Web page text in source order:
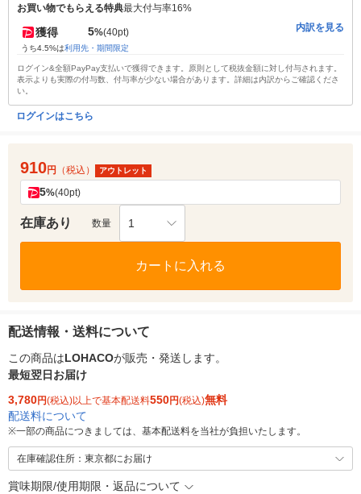
お買い物でもらえる特典最大付与率16%
獲得 5%(40pt)
うち4.5%は利用先・期間限定
内訳を見る
ログイン&全額PayPay支払いで獲得できます。原則として税抜金額に対し付与されます。
表示よりも実際の付与数、付与率が少ない場合があります。詳細は内訳からご確認くださ
い。
ログインはこちら
910円 （税込） アウトレット
5%(40pt)
在庫あり 数量 1
カートに入れる
配送情報・送料について
この商品はLOHACOが販売・発送します。
最短翌日お届け
3,780円(税込)以上で基本配送料550円(税込)無料
配送料について
※一部の商品につきましては、基本配送料を当社が負担いたします。
在庫確認住所：東京都にお届け
賞味期限/使用期限・返品について